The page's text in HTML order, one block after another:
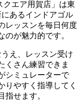
クエア用賀店」は東
あるインドアゴル
レッスンを毎日何度
が魅力的です。
え、レッスン受け
くさん練習できま
シミュレーターで
りやすく指導してく
せます。